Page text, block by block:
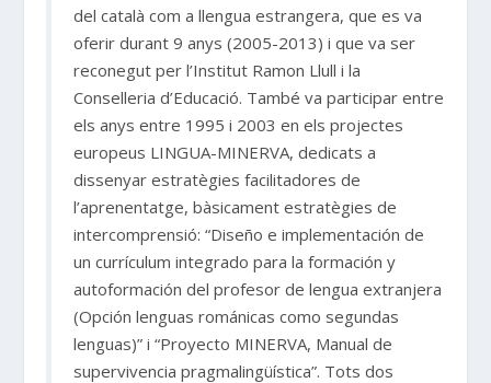
del català com a llengua estrangera, que es va
oferir durant 9 anys (2005-2013) i que va ser
reconegut per l’Institut Ramon Llull i la
Conselleria d’Educació. També va participar entre
els anys entre 1995 i 2003 en els projectes
europeus LINGUA-MINERVA, dedicats a
dissenyar estratègies facilitadores de
l’aprenentatge, bàsicament estratègies de
intercomprensió: “Diseño e implementación de
un currículum integrado para la formación y
autoformación del profesor de lengua extranjera
(Opción lenguas románicas como segundas
lenguas)” i “Proyecto MINERVA, Manual de
supervivencia pragmalingüística”. Tots dos